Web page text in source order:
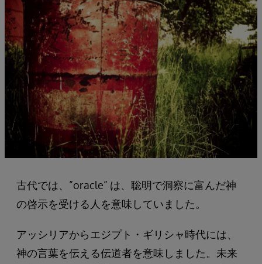
古代では、”oracle” は、聡明で洞察に富んだ神
の啓示を受ける人を意味していました。
アッシリアからエジプト・ギリシャ時代には、
神の言葉を伝える伝道者を意味しました。未来